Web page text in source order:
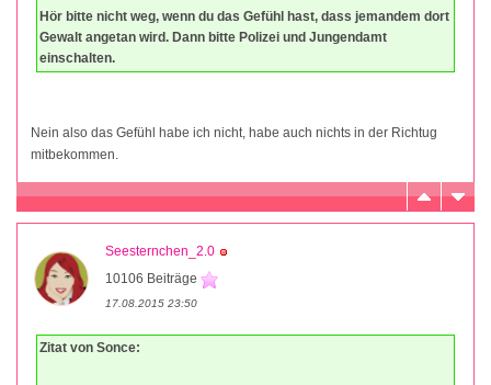
Hör bitte nicht weg, wenn du das Gefühl hast, dass jemandem dort
Gewalt angetan wird. Dann bitte Polizei und Jungendamt
einschalten.
Nein also das Gefühl habe ich nicht, habe auch nichts in der Richtug
mitbekommen.
Seesternchen_2.0
10106 Beiträge
17.08.2015 23:50
Zitat von Sonce: